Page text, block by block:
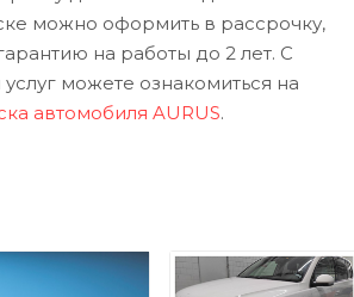
можно оформить в рассрочку,
на работы до 2 лет. С
можете ознакомиться на
автомобиля AURUS.